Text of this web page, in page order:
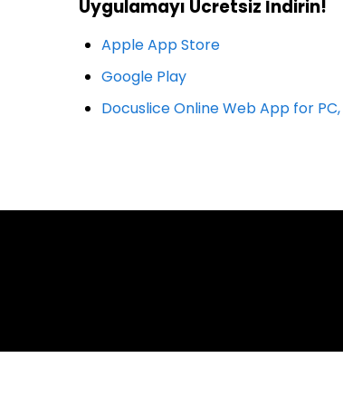
Uygulamayı Ücretsiz İndirin!
Apple App Store
Google Play
Docuslice Online Web App for